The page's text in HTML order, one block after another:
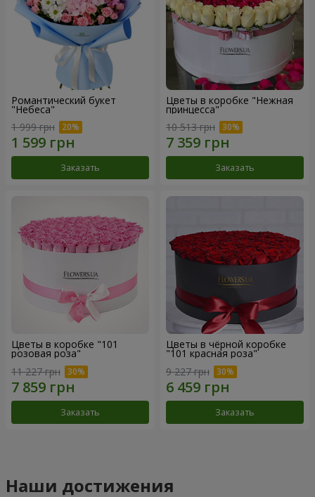
Романтический букет
"Небеса"
1 999 грн
Заказать
Цветы в коробке "Нежная
принцесса"
10 513 грн
Заказать
Цветы в коробке "101
розовая роза"
11 227 грн
Заказать
Цветы в чёрной коробке
"101 красная роза"
9 227 грн
Заказать
Наши достижения